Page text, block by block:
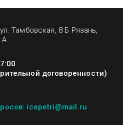
Тамбовская, 8 Б Рязань,
А
договоренности)
icepetri@mail.ru